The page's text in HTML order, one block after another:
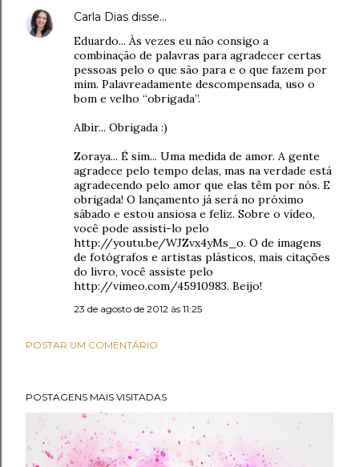
Carla Dias disse…
Eduardo... Às vezes eu não consigo a
combinação de palavras para agradecer certas
pessoas pelo o que são para e o que fazem por
mim. Palavreadamente descompensada, uso o
bom e velho “obrigada”.
Albir... Obrigada :)
Zoraya... É sim... Uma medida de amor. A gente
agradece pelo tempo delas, mas na verdade está
agradecendo pelo amor que elas têm por nós. E
obrigada! O lançamento já será no próximo
sábado e estou ansiosa e feliz. Sobre o vídeo,
você pode assisti-lo pelo
http://youtu.be/WJZvx4yMs_o. O de imagens
de fotógrafos e artistas plásticos, mais citações
do livro, você assiste pelo
http://vimeo.com/45910983. Beijo!
23 de agosto de 2012 às 11:25
POSTAR UM COMENTÁRIO
POSTAGENS MAIS VISITADAS